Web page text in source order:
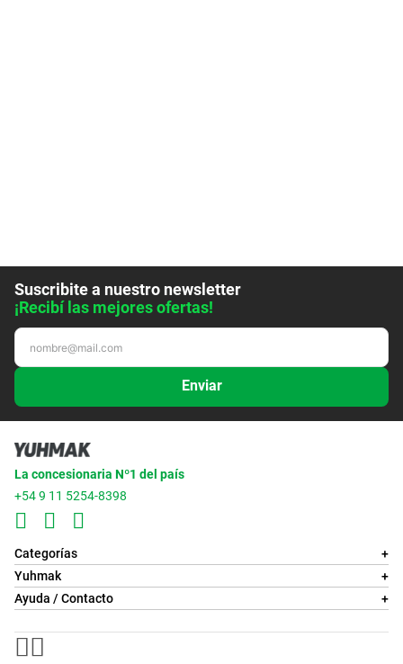
Suscribite a nuestro newsletter
¡Recibí las mejores ofertas!
Enviar
La concesionaria Nº1 del país
+54 9 11 5254-8398
Categorías
+
Yuhmak
+
Ayuda / Contacto
+